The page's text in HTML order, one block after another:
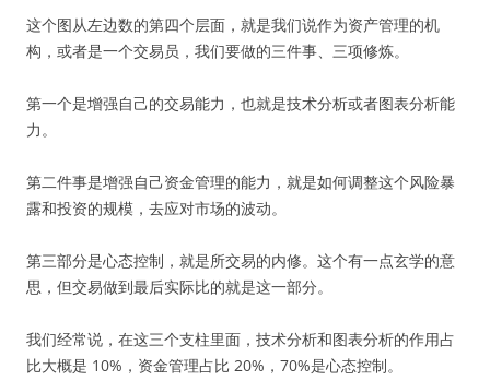
这个图从左边数的第四个层面，就是我们说作为资产管理的机
构，或者是一个交易员，我们要做的三件事、三项修炼。
第一个是增强自己的交易能力，也就是技术分析或者图表分析能
力。
第二件事是增强自己资金管理的能力，就是如何调整这个风险暴
露和投资的规模，去应对市场的波动。
第三部分是心态控制，就是所交易的内修。这个有一点玄学的意
思，但交易做到最后实际比的就是这一部分。
我们经常说，在这三个支柱里面，技术分析和图表分析的作用占
比大概是 10%，资金管理占比 20%，70%是心态控制。